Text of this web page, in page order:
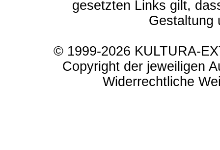
gesetzten Links gilt,
Gestaltung
© 1999-2026 KULTURA-
Copyright der jeweiligen
Widerrechtliche